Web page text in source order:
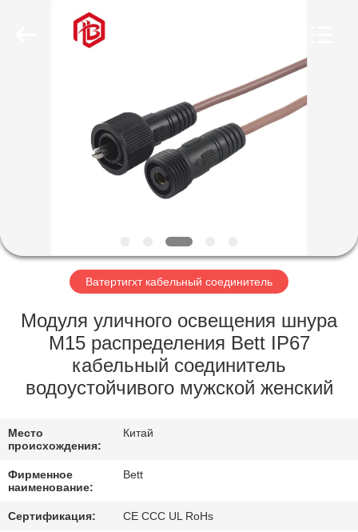
ПРОДУКТЫ
ПУТЕШЕСТВИЕ
ФАБРИКИ
ПРОВЕРКА
КАЧЕСТВА
САЙТА
PRIVACY
POLICY
Ватертигхт кабельный соединитель
Модуля уличного освещения шнура
M15 распределения Bett IP67
кабельный соединитель
водоустойчивого мужской женский
Место
происхождения:
Китай
Фирменное
наименование:
Bett
Сертификация: CE CCC UL RoHs